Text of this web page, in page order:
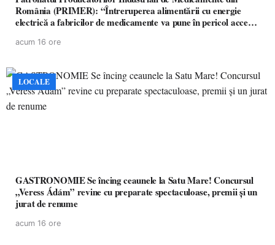
România (PRIMER): “Întreruperea alimentării cu energie
electrică a fabricilor de medicamente va pune în pericol accesul
acum 16 ore
LOCALE
GASTRONOMIE Se încing ceaunele la Satu Mare! Concursul
„Veress Ádám” revine cu preparate spectaculoase, premii și un
jurat de renume
acum 16 ore